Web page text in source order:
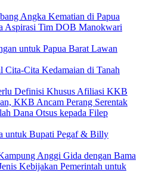
Angka Kematian di Papua
Aspirasi Tim DOB Manokwari
untuk Papua Barat Lawan
Cita-Cita Kedamaian di Tanah
Definisi Khusus Afiliasi KKB
KKB Ancam Perang Serentak
Dana Otsus kepada Filep
untuk Bupati Pegaf & Billy
Anggi Gida dengan Bama
Kebijakan Pemerintah untuk